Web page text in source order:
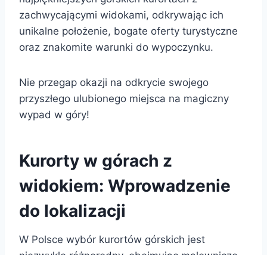
zachwycającymi widokami, odkrywając ich
unikalne położenie, bogate oferty turystyczne
oraz znakomite warunki do wypoczynku.
Nie przegap okazji na odkrycie swojego
przyszłego ulubionego miejsca na magiczny
wypad w góry!
Kurorty w górach z
widokiem: Wprowadzenie
do lokalizacji
W Polsce wybór kurortów górskich jest